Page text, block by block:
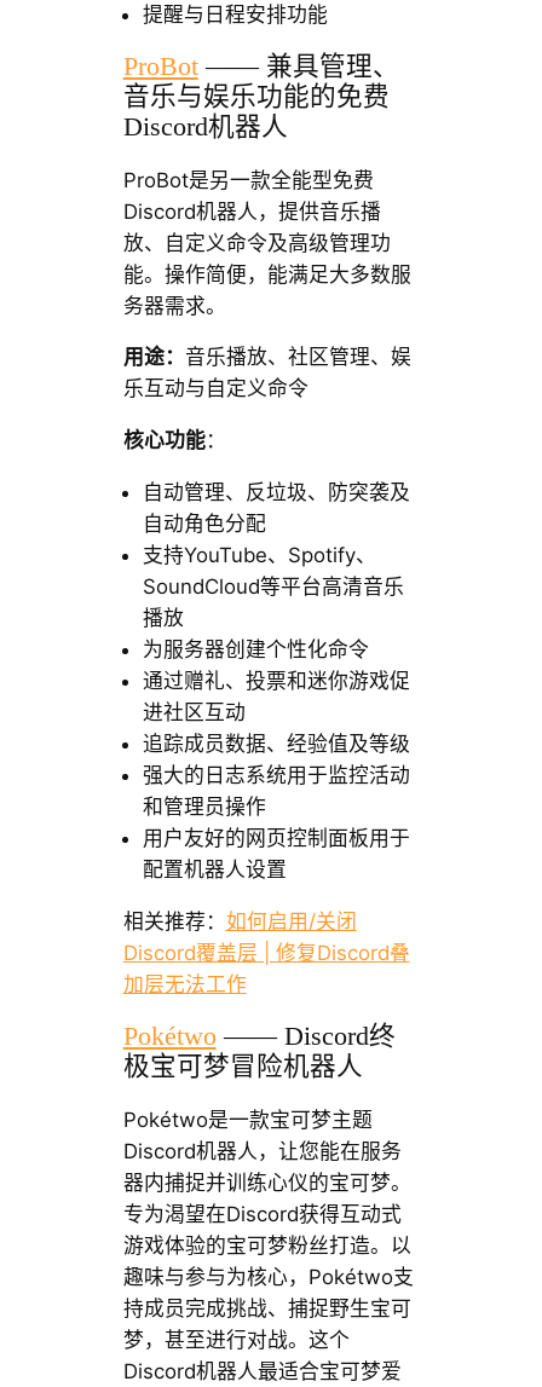
提醒与日程安排功能
ProBot—— 兼具管理、
音乐与娱乐功能的免费
Discord机器人
ProBot是另一款全能型免费
Discord机器人，提供音乐播
放、自定义命令及高级管理功
能。操作简便，能满足大多数服
务器需求。
用途： 音乐播放、社区管理、娱
乐互动与自定义命令
核心功能：
自动管理、反垃圾、防突袭及
自动角色分配
支持YouTube、Spotify、
SoundCloud等平台高清音乐
播放
为服务器创建个性化命令
通过赠礼、投票和迷你游戏促
进社区互动
追踪成员数据、经验值及等级
强大的日志系统用于监控活动
和管理员操作
用户友好的网页控制面板用于
配置机器人设置
相关推荐： 如何启用/关闭
Discord覆盖层 | 修复Discord叠
加层无法工作
Pokétwo—— Discord终
极宝可梦冒险机器人
Pokétwo是一款宝可梦主题
Discord机器人，让您能在服务
器内捕捉并训练心仪的宝可梦。
专为渴望在Discord获得互动式
游戏体验的宝可梦粉丝打造。以
趣味与参与为核心，Pokétwo支
持成员完成挑战、捕捉野生宝可
梦，甚至进行对战。这个
Discord机器人最适合宝可梦爱